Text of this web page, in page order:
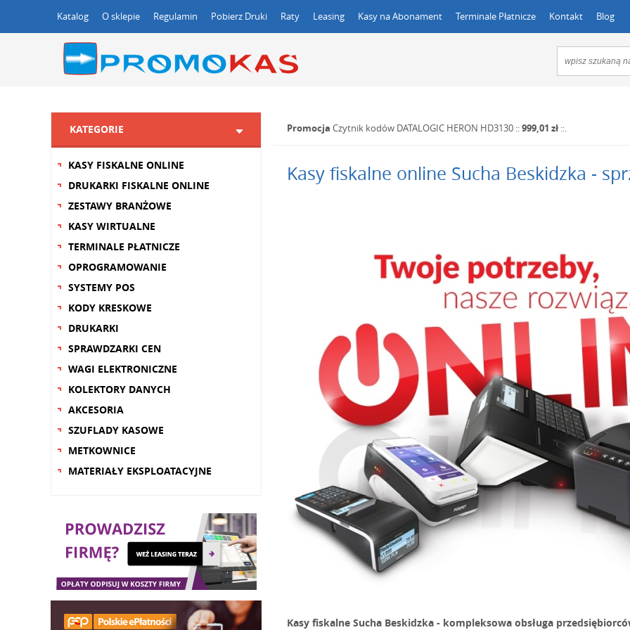
Katalog O sklepie Regulamin Pobierz Druki Raty Leasing Kasy na Abonament Terminale Płatnicze Kontakt Blog
KATEGORIE
KASY FISKALNE ONLINE
DRUKARKI FISKALNE ONLINE
ZESTAWY BRANŻOWE
KASY WIRTUALNE
TERMINALE PŁATNICZE
OPROGRAMOWANIE
SYSTEMY POS
KODY KRESKOWE
DRUKARKI
SPRAWDZARKI CEN
WAGI ELEKTRONICZNE
KOLEKTORY DANYCH
AKCESORIA
SZUFLADY KASOWE
METKOWNICE
MATERIAŁY EKSPLOATACYJNE
Promocja Czytnik kodów DATALOGIC HERON HD3130 ::999,01 zł ::.
Kasy fiskalne online Sucha Beskidzka -
Kasy fiskalne Sucha Beskidzka - kompleksowa obsługa